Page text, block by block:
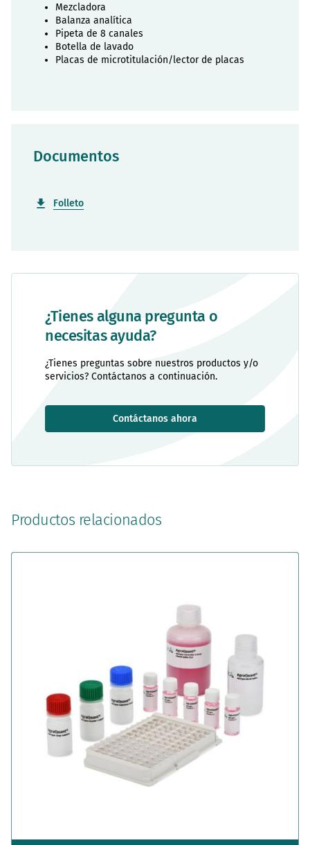
¿Tienes alguna pregunta o
necesitas ayuda?
¿Tienes preguntas sobre nuestros productos y/o
servicios? Contáctanos a continuación.
Contáctanos ahora
Mezcladora
Balanza analítica
Pipeta de 8 canales
Botella de lavado
Placas de microtitulación/lector de placas
Documentos
Folleto
Productos relacionados